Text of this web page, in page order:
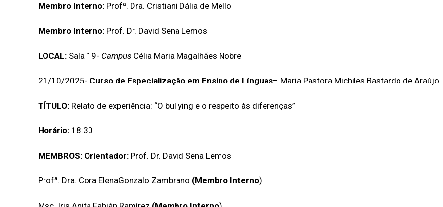
Membro Interno: Profª. Dra. Cristiani Dália de Mello
Membro Interno: Prof. Dr. David Sena Lemos
LOCAL: Sala 19- Campus Célia Maria Magalhães Nobre
21/10/2025- Curso de Especialização em Ensino de Línguas– Maria Pastora Michiles Bastardo de Araújo
TÍTULO: Relato de experiência: “O bullying e o respeito às diferenças”
Horário: 18:30
MEMBROS: Orientador: Prof. Dr. David Sena Lemos
Profª. Dra. Cora ElenaGonzalo Zambrano (Membro Interno)